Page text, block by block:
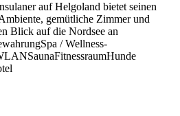
auf Helgoland bietet seinen
gemütliche Zimmer und
Blick auf die Nordsee an
Spa / Wellness-
SaunaFitnessraumHunde